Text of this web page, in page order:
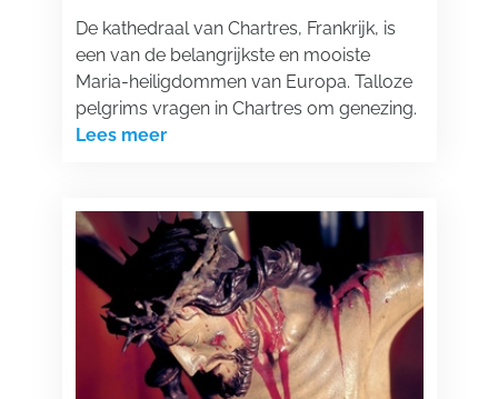
De kathedraal van Chartres, Frankrijk, is
een van de belangrijkste en mooiste
Maria-heiligdommen van Europa. Talloze
pelgrims vragen in Chartres om genezing.
Lees meer